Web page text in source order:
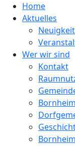
Home
Aktuelles
Wer wir sind
Kontakt